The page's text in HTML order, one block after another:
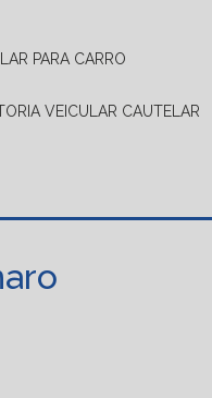
PARA CARRO
VEICULAR CAUTELAR